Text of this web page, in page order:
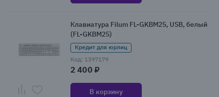
Клавиатура Filum FL-GKBM25, USB, белый
(FL-GKBM25)
Кредит для юрлиц
Код: 1397179
2 400 ₽
В корзину